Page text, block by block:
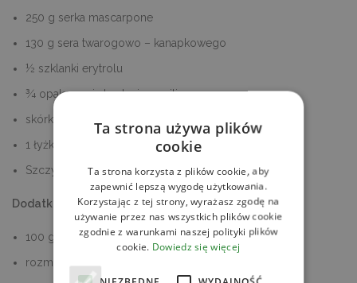
250 g serka mascarpone
130 g sera twarogowo – kanapkowego
½ szklanki erytrolu
¾ opakowania budyniu waniliowego
skórka otarta z cytryny
1 łyżka soku z cytryny
Szczypta soli
Dodatkowo:
100 g
konfitury z pomarańczy Darbo
rozmaryn i świeża żurawina do ozdoby
Ta strona używa plików
cookie
Ta strona korzysta z plików cookie, aby
zapewnić lepszą wygodę użytkowania.
Korzystając z tej strony, wyrażasz zgodę na
używanie przez nas wszystkich plików cookie
zgodnie z warunkami naszej polityki plików
cookie. Dowiedz się więcej